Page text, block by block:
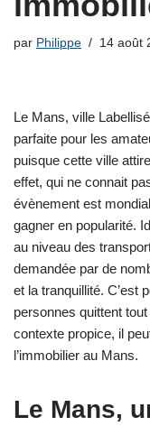
par Philippe 14 août
Le Mans, ville
parfaite pour les
puisque cette ville
effet, qui ne connait
évènement est
gagner en popularité.
au niveau des
demandée par de
et la tranquillité. C’est
personnes quittent
contexte propice, il
l’immobilier au Mans.
Le Mans,